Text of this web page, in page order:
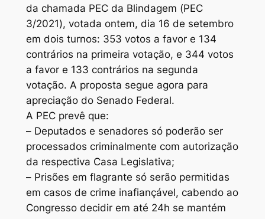
da chamada PEC da Blindagem (PEC
3/2021), votada ontem, dia 16 de setembro
em dois turnos: 353 votos a favor e 134
contrários na primeira votação, e 344 votos
a favor e 133 contrários na segunda
votação. A proposta segue agora para
apreciação do Senado Federal.
A PEC prevê que:
– Deputados e senadores só poderão ser
processados criminalmente com autorização
da respectiva Casa Legislativa;
– Prisões em flagrante só serão permitidas
em casos de crime inafiançável, cabendo ao
Congresso decidir em até 24h se mantém